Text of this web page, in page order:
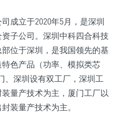
成立于2020年5月，是深圳
子公司。深圳中科四合科技
位于深圳，是我国领先的基
色产品（功率、模拟类芯
、深圳设有双工厂，深圳工
量产技术为主，厦门工厂以
装量产技术为主。